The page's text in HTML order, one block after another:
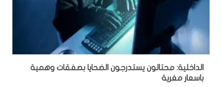
الداخلية: محتالون يستدرجون الضحايا بصفقات وهمية
باسعار مغرية